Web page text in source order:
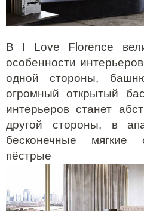
В I Love Florence
особенности
одной стороны,
огромный открытый
интерьеров станет
другой стороны, в
бесконечные